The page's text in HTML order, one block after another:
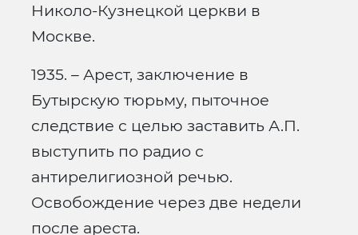
Николо-Кузнецкой церкви в
Москве.
1935. – Арест, заключение в
Бутырскую тюрьму, пыточное
следствие с целью заставить А.П.
выступить по радио с
антирелигиозной речью.
Освобождение через две недели
после ареста.